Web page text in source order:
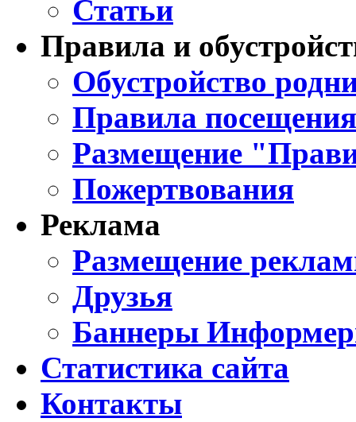
Статьи
Правила и
Обустройство
Правила
Размещение
Пожертвования
Реклама
Размещение
Друзья
Баннеры
Статистика сайта
Контакты